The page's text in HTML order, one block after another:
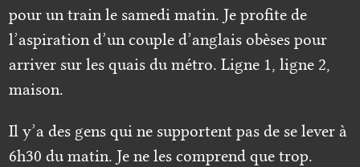
pour un train le samedi matin. Je profite de
l’aspiration d’un couple d’anglais obèses pour
arriver sur les quais du métro. Ligne 1, ligne 2,
maison.
Il y’a des gens qui ne supportent pas de se lever à
6h30 du matin. Je ne les comprend que trop.